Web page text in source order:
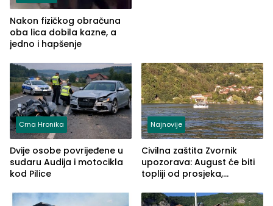
Nakon fizičkog obračuna
oba lica dobila kazne, a
jedno i hapšenje
Crna Hronika
Dvije osobe povrijeđene u
sudaru Audija i motocikla
kod Pilice
Najnovije
Civilna zaštita Zvornik
upozorava: August će biti
topliji od prosjeka,
nestašice vode